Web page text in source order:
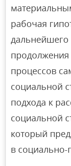
рабочая
дальнейшего
процессов
социальной
подхода к
социальной
который
в социально-